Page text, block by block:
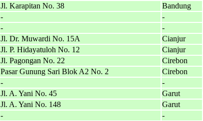
Jl. Karapitan No. 38 Bandung
-
-
-
-
Jl. Dr. Muwardi No. 15A Cianjur
Jl. P. Hidayatuloh No. 12 Cianjur
Jl. Pagongan No. 22 Cirebon
Pasar Gunung Sari Blok A2 No. 2 Cirebon
-
-
Jl. A. Yani No. 45 Garut
Jl. A. Yani No. 148 Garut
- -